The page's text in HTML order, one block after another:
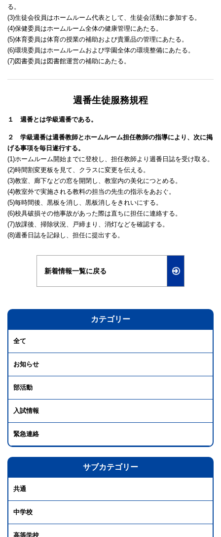
る。
(3)生徒会役員はホームルーム代表として、生徒会活動に参加する。
(4)保健委員はホームルーム全体の健康管理にあたる。
(5)体育委員は体育の授業の補助および貴重品の管理にあたる。
(6)環境委員はホームルームおよび学園全体の環境整備にあたる。
(7)図書委員は図書館運営の補助にあたる。
週番生徒服務規程
１ 週番とは学級週番である。
２ 学級週番は週番教師とホームルーム担任教師の指導により、次に掲
げる事項を毎日遂行する。
(1)ホームルーム開始までに登校し、担任教師より週番日誌を受け取る。
(2)時間割変更板を見て、クラスに変更を伝える。
(3)教室、廊下などの窓を開閉し、教室内の美化につとめる。
(4)教室外で実施される教料の担当の先生の指示をあおぐ。
(5)毎時間後、黒板を消し、黒板消しをきれいにする。
(6)校具破損その他事故があった際は直ちに担任に連絡する。
(7)放課後、掃除状況、戸締まり、消灯などを確認する。
(8)週番日誌を記録し、担任に提出する。
新着情報一覧に戻る
カテゴリー
全て
お知らせ
部活動
入試情報
緊急連絡
サブカテゴリー
共通
中学校
高等学校